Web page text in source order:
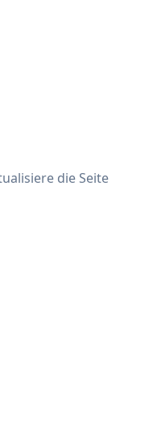
die Seite